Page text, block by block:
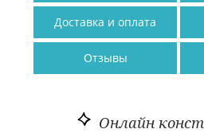
Доставка и оплата
Отзывы
Онлайн